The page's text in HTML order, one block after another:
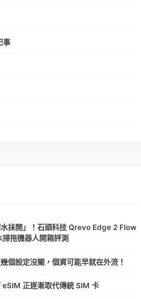
事
抹開」！石頭科技 Qrevo Edge 2 Flow
拖機器人開箱評測
個設定沒關，個資可能早就在外流！
eSIM 正逐漸取代傳統 SIM 卡